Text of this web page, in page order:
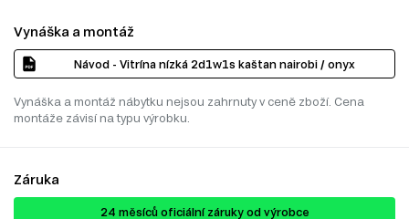
Vynáška a montáž
Návod - Vitrína nízká 2d1w1s kaštan nairobi / onyx
Vynáška a montáž nábytku nejsou zahrnuty v ceně zboží. Cena
montáže závisí na typu výrobku.
Záruka
24 ​​​​měsíců oficiální záruky od výrobce